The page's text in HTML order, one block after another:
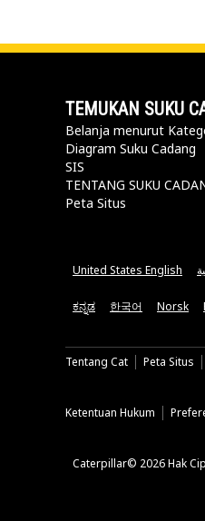
TEMUKAN SUKU
Belanja menurut
Diagram Suku Cadang
SIS
TENTANG SUKU
Peta Situs
United States English
ಕನ್ನಡ 한국어 Norsk
Tentang Cat Peta Situs
Ketentuan Hukum
Caterpillar© 2026 Hak